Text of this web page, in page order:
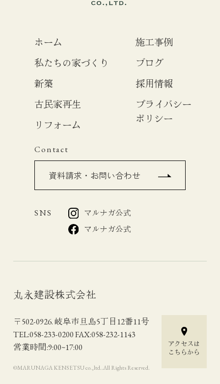
ホーム
私たちの家づくり
新築
古民家再生
リフォーム
施工事例
ブログ
採用情報
プライバシー
ポリシー
Contact
資料請求・お問い合わせ
SNS
マルナガ公式
マルナガ公式
丸永建設株式会社
〒502-0926. 岐阜市旦島5丁目12番11号
TEL:058-233-0200 FAX:058-232-1143
営業時間:9:00~17:00
アクセスは
こちらから
©︎MARUNAGA KENSETSU co.,ltd..All Rights Reserved.